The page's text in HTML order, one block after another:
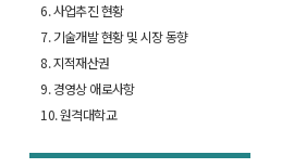
6. 사업추진 현황
7. 기술개발 현황 및 시장 동향
8. 지적재산권
9. 경영상 애로사항
10. 원격대학교